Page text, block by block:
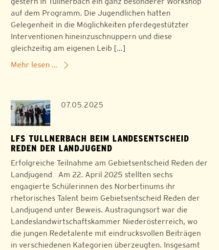
auf dem Programm. Die Jugendlichen hatten
Gelegenheit in die Möglichkeiten pferdegestützter
Interventionen hineinzuschnuppern und diese
gleichzeitig am eigenen Leib […]
Mehr lesen ...
07.05.2025
LFS TULLNERBACH BEIM LANDESENTSCHEID
REDEN DER LANDJUGEND
Erfolgreiche Teilnahme am Gebietsentscheid Reden der
Landjugend Am 22. April 2025 stellten sechs
engagierte Schülerinnen des Norbertinums ihr
rhetorisches Talent beim Gebietsentscheid Reden der
Landjugend unter Beweis. Austragungsort war die
Landeslandwirtschaftskammer Niederösterreich, wo
die jungen Redetalente mit eindrucksvollen Beiträgen
in verschiedenen Kategorien überzeugten. Insgesamt